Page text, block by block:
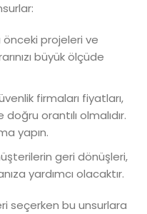
önceki projeleri ve
büyük ölçüde
firmaları fiyatları,
orantılı olmalıdır.
yapın.
geri dönüşleri,
yardımcı olacaktır.
seçerken bu unsurlara